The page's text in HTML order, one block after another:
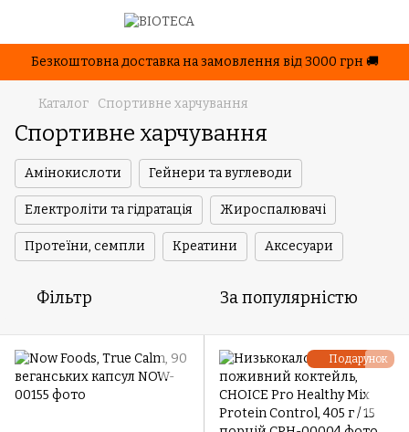
Безкоштовна доставка на замовлення від 3000 грн 🚚
Каталог Спортивне харчування
Спортивне харчування
Амінокислоти Гейнери та вуглеводи
Електроліти та гідратація Жироспалювачі
Протеїни, семпли Креатини Аксесуари
Фільтр За популярністю
Подарунок